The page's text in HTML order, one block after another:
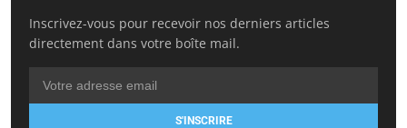
Inscrivez-vous pour recevoir nos derniers articles
directement dans votre boîte mail.
S'INSCRIRE